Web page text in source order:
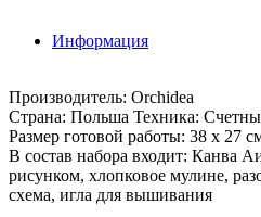
Информация
Производитель: Orchidea
Страна: Польша Техника:
Размер готовой работы: 38 х 27
В состав набора входит: Канва
рисунком, хлопковое мулине,
схема, игла для вышивания